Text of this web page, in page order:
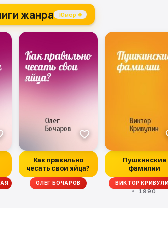
жанра Юмор →
Как правильно
чесать свои яйца?
ОЛЕГ БОЧАРОВ
Пушкинские
фамилии
ВИКТОР
1990